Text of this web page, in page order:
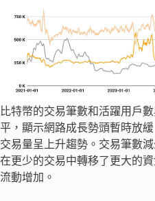
比特幣的交易筆數和活躍用戶
平，顯示網路成長勢頭暫時放
交易量呈上升趨勢。交易筆數
在更少的交易中轉移了更大的
流動增加。